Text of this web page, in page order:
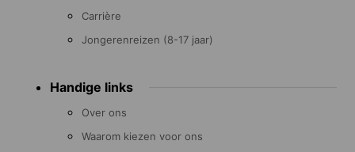
Carrière
Jongerenreizen (8-17 jaar)
Handige links
Over ons
Waarom kiezen voor ons